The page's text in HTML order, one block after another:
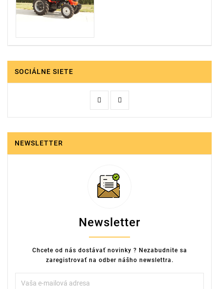
SOCIÁLNE SIETE
NEWSLETTER
Newsletter
Chcete od nás dostávať novinky ? Nezabudnite sa
zaregistrovať na odber nášho newslettra.